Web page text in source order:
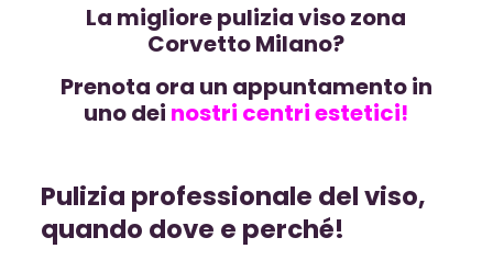
La migliore pulizia viso zona
Corvetto Milano?
Prenota ora un appuntamento in
uno dei nostri centri estetici!
Pulizia professionale del viso,
quando dove e perché!